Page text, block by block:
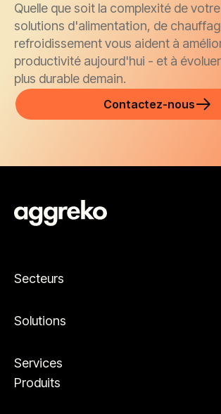
Quelle que soit la complexité de
solutions d'alimentation, de
refroidissement vous aident à
productivité aujourd'hui - et à
plus durable demain.
Contactez-nous
Secteurs
Solutions
Services
Produits